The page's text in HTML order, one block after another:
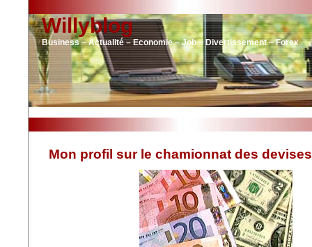
Willyblog
Business – Actualité – Economie – Job – Divertissement – Forex
Mon profil sur le chamionnat des devises